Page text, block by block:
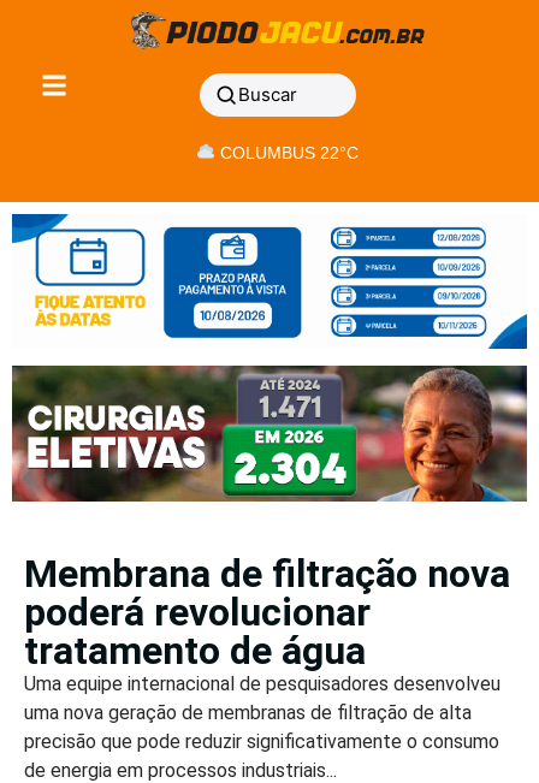
Buscar
COLUMBUS 22°C
Membrana de filtração nova
poderá revolucionar
tratamento de água
Uma equipe internacional de pesquisadores desenvolveu
uma nova geração de membranas de filtração de alta
precisão que pode reduzir significativamente o consumo
de energia em processos industriais...